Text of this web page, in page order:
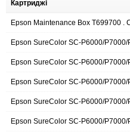
Картриджі
Epson Maintenance Box T699700 .
Epson SureColor SC-P6000/
Epson SureColor SC-P6000/
Epson SureColor SC-P6000/
Epson SureColor SC-P6000/
Epson SureColor SC-P6000/